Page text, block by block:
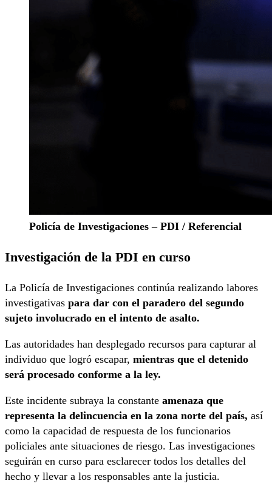
Policía de Investigaciones – PDI / Referencial
Investigación de la PDI en curso
La Policía de Investigaciones continúa realizando labores
investigativas para dar con el paradero del segundo
sujeto involucrado en el intento de asalto.
Las autoridades han desplegado recursos para capturar al
individuo que logró escapar, mientras que el detenido
será procesado conforme a la ley.
Este incidente subraya la constante amenaza que
representa la delincuencia en la zona norte del país, así
como la capacidad de respuesta de los funcionarios
policiales ante situaciones de riesgo. Las investigaciones
seguirán en curso para esclarecer todos los detalles del
hecho y llevar a los responsables ante la justicia.